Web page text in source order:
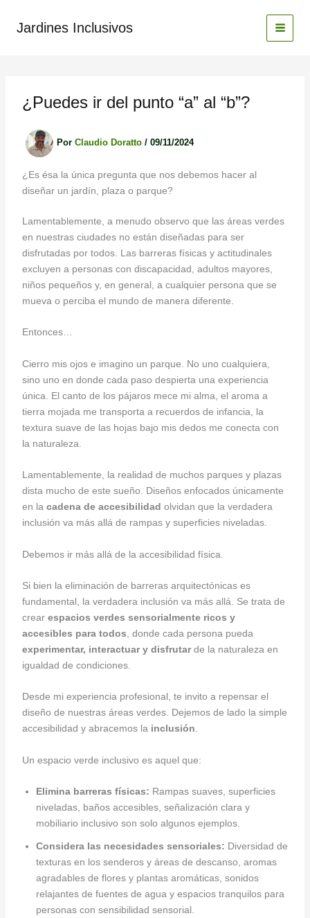
Jardines Inclusivos
¿Puedes ir del punto “a” al “b”?
Por Claudio Doratto / 09/11/2024
¿Es ésa la única pregunta que nos debemos hacer al
diseñar un jardín, plaza o parque?
Lamentablemente, a menudo observo que las áreas verdes
en nuestras ciudades no están diseñadas para ser
disfrutadas por todos. Las barreras físicas y actitudinales
excluyen a personas con discapacidad, adultos mayores,
niños pequeños y, en general, a cualquier persona que se
mueva o perciba el mundo de manera diferente.
Entonces…
Cierro mis ojos e imagino un parque. No uno cualquiera,
sino uno en donde cada paso despierta una experiencia
única. El canto de los pájaros mece mi alma, el aroma a
tierra mojada me transporta a recuerdos de infancia, la
textura suave de las hojas bajo mis dedos me conecta con
la naturaleza.
Lamentablemente, la realidad de muchos parques y plazas
dista mucho de este sueño. Diseños enfocados únicamente
en la cadena de accesibilidad olvidan que la verdadera
inclusión va más allá de rampas y superficies niveladas.
Debemos ir más allá de la accesibilidad física.
Si bien la eliminación de barreras arquitectónicas es
fundamental, la verdadera inclusión va más allá. Se trata de
crear espacios verdes sensorialmente ricos y
accesibles para todos , donde cada persona pueda
experimentar, interactuar y disfrutarde la naturaleza en
igualdad de condiciones.
Desde mi experiencia profesional, te invito a repensar el
diseño de nuestras áreas verdes. Dejemos de lado la simple
accesibilidad y abracemos la inclusión.
Un espacio verde inclusivo es aquel que:
Elimina barreras físicas: Rampas suaves, superficies
niveladas, baños accesibles, señalización clara y
mobiliario inclusivo son solo algunos ejemplos.
Considera las necesidades sensoriales: Diversidad de
texturas en los senderos y áreas de descanso, aromas
agradables de flores y plantas aromáticas, sonidos
relajantes de fuentes de agua y espacios tranquilos para
personas con sensibilidad sensorial.